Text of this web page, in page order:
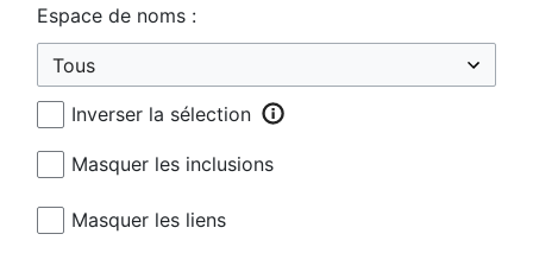
Espace de noms :
Inverser la sélection
Masquer les inclusions
Masquer les liens